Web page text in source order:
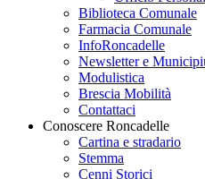
Biblioteca Comunale
Farmacia Comunale
InfoRoncadelle
Newsletter e
Modulistica
Brescia Mobilità
Contattaci
Conoscere Roncadelle
Cartina e stradario
Stemma
Cenni Storici